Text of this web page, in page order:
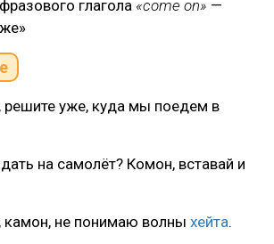
глагола «come on» —
решите уже, куда мы поедем в
на самолёт? Комон, вставай и
не понимаю волны хейта.